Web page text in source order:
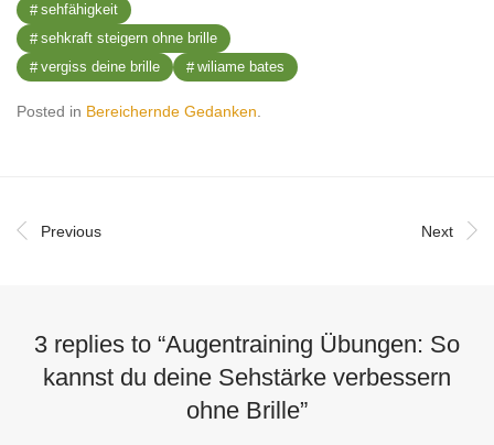
sehfähigkeit
sehkraft steigern ohne brille
vergiss deine brille
wiliame bates
Posted in Bereichernde Gedanken.
Previous Next
3 replies to “Augentraining Übungen: So
kannst du deine Sehstärke verbessern
ohne Brille”